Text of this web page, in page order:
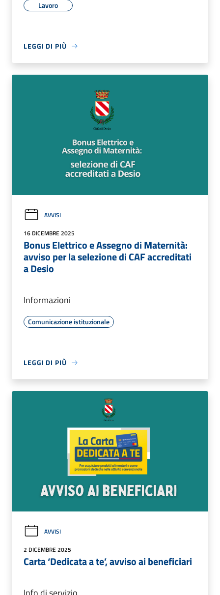
Lavoro
LEGGI DI PIÙ
AVVISI
16 DICEMBRE 2025
Bonus Elettrico e Assegno di Maternità:
avviso per la selezione di CAF accreditati
a Desio
Informazioni
Comunicazione istituzionale
LEGGI DI PIÙ
AVVISI
2 DICEMBRE 2025
Carta ‘Dedicata a te’, avviso ai beneficiari